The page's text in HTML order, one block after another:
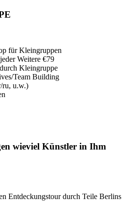
für Kleingruppen
Weitere €79
Kleingruppe
Team Building
ru, u.w.)
wieviel Künstler in Ihm
Entdeckungstour durch Teile Berlins